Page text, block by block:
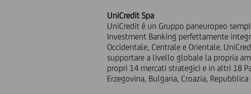
UniCredit Spa
UniCredit è un Gruppo paneuropeo
Investment Banking perfettamente
Occidentale, Centrale e Orientale.
supportare a livello globale la propria
propri 14 mercati strategici e in altri 18
Erzegovina, Bulgaria, Croazia, Repubblica